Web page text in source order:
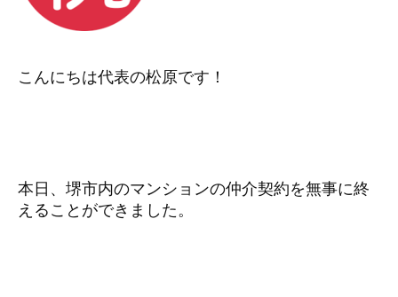
こんにちは代表の松原です！
本日、堺市内のマンションの仲介契約を無事に終
えることができました。